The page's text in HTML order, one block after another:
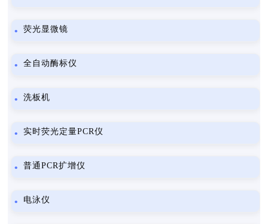
荧光显微镜
全自动酶标仪
洗板机
实时荧光定量PCR仪
普通PCR扩增仪
电泳仪